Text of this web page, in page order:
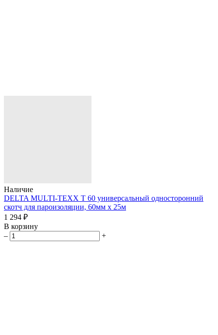
Наличие
DELTA MULTI-TEXX T 60 универсальный односторонний
скотч для пароизоляции, 60мм х 25м
1 294 ₽
В корзину
–
+